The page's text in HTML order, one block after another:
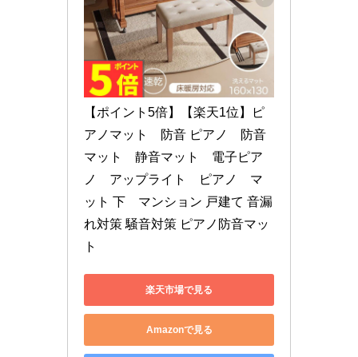
【ポイント5倍】【楽天1位】ピ
アノマット　防音 ピアノ　防音
マット　静音マット　電子ピア
ノ　アップライト　ピアノ　マ
ット 下　マンション 戸建て 音漏
れ対策 騒音対策 ピアノ防音マッ
ト
楽天市場で見る
Amazonで見る